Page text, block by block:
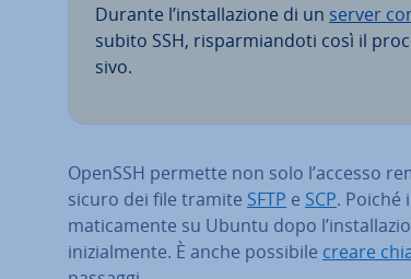
Durante l’in­stal­la­zio­ne di un server
subito SSH, ri­spar­mian­do­ti così il
si­vo.
OpenSSH permette non solo l’accesso
sicuro dei file tramite SFTP e SCP. Poiché
ma­ti­ca­men­te su Ubuntu dopo
ini­zial­men­te. È anche possibile creare